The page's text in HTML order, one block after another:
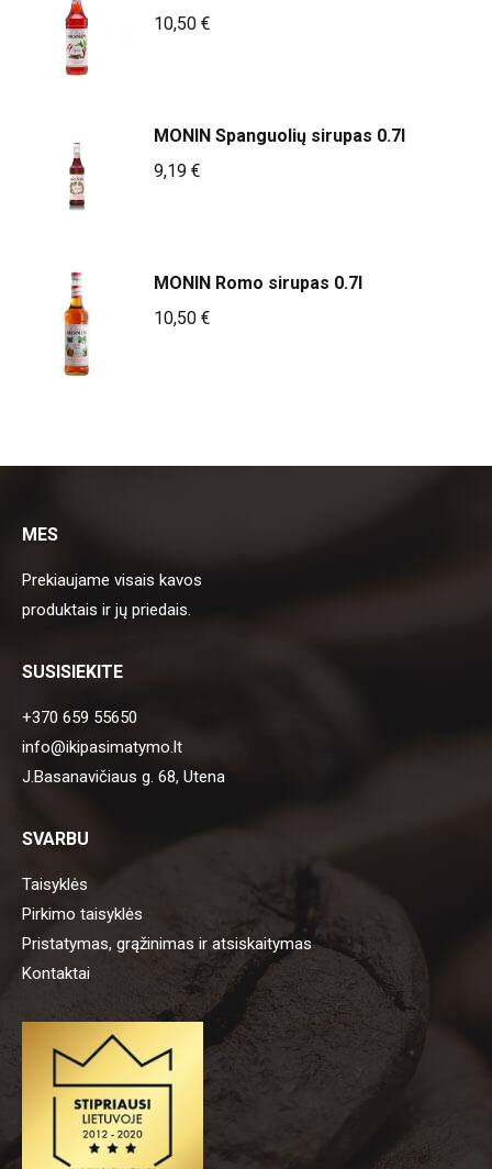
10,50 €
MONIN Spanguolių sirupas 0.7l
9,19 €
MONIN Romo sirupas 0.7l
10,50 €
MES
Prekiaujame visais kavos
produktais ir jų priedais.
SUSISIEKITE
+370 659 55650
info@ikipasimatymo.lt
J.Basanavičiaus g. 68, Utena
SVARBU
Taisyklės
Pirkimo taisyklės
Pristatymas, grąžinimas ir atsiskaitymas
Kontaktai